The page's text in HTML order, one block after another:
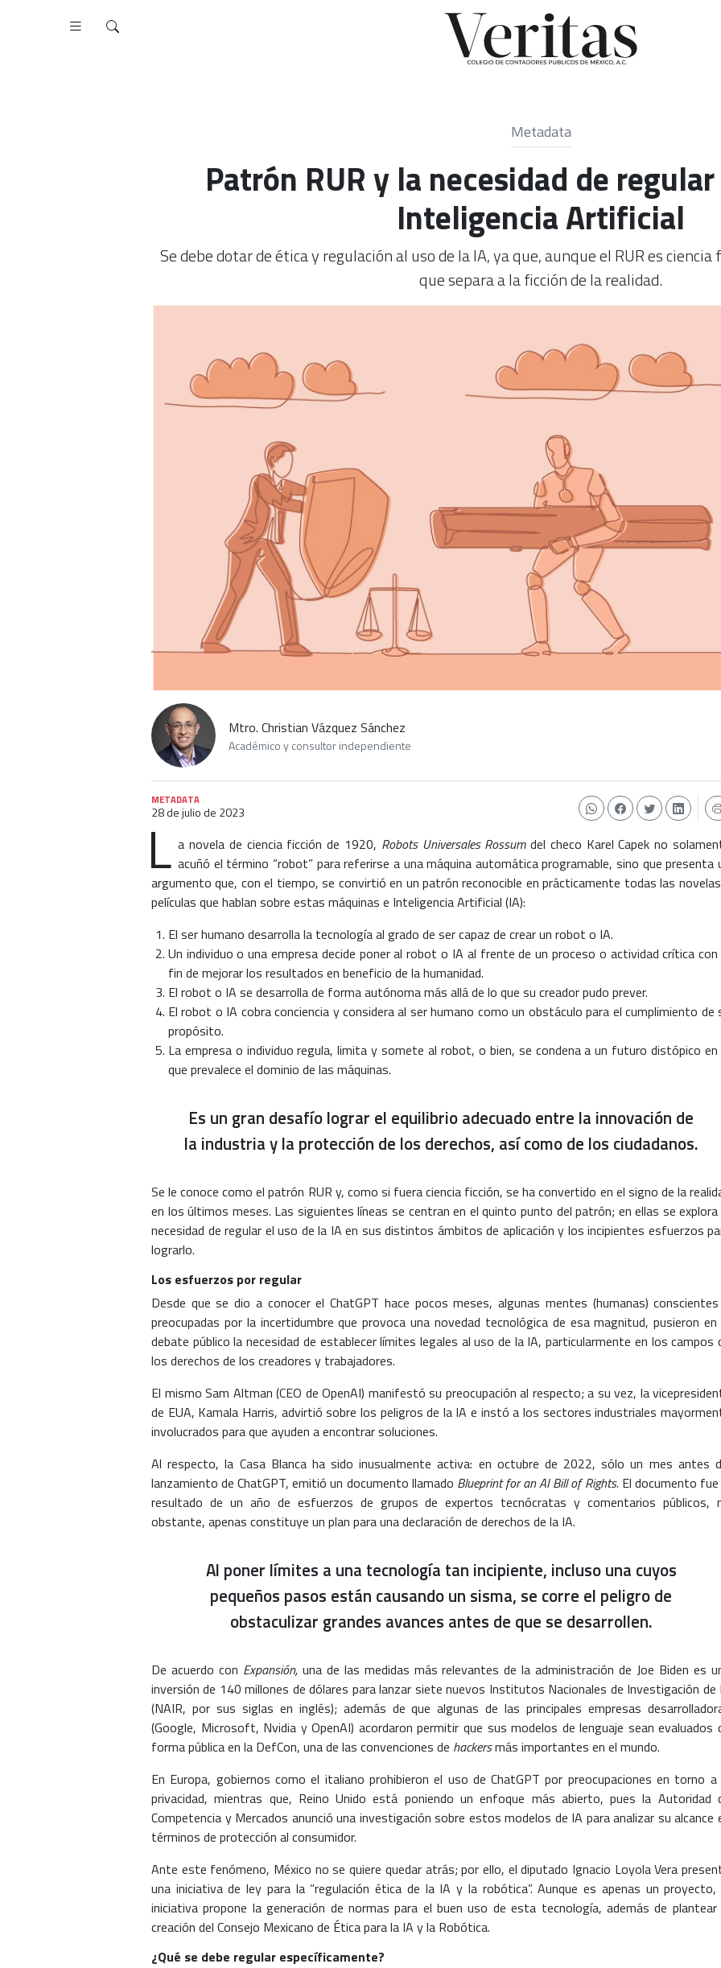
Metadata
Patrón RUR y la necesidad de
Inteligencia Artificial
Se debe dotar de ética y regulación al uso de la IA, ya que, aunque el RUR es
que separa a la ficción de la realidad.
Mtro. Christian Vázquez Sánchez
Académico y consultor independiente
METADATA
28 de julio de 2023
L a novela de ciencia ficción de 1920, Robots Universales Rossumdel checo Karel Capek no
acuñó el término “robot” para referirse a una máquina automática programable, sino que presenta
argumento que, con el tiempo, se convirtió en un patrón reconocible en prácticamente todas las
películas que hablan sobre estas máquinas e Inteligencia Artificial (IA):
El ser humano desarrolla la tecnología al grado de ser capaz de crear un robot o IA.
Un individuo o una empresa decide poner al robot o IA al frente de un proceso o actividad crítica con
fin de mejorar los resultados en beneficio de la humanidad.
El robot o IA se desarrolla de forma autónoma más allá de lo que su creador pudo prever.
El robot o IA cobra conciencia y considera al ser humano como un obstáculo para el cumplimiento de
propósito.
La empresa o individuo regula, limita y somete al robot, o bien, se condena a un futuro distópico en
que prevalece el dominio de las máquinas.
Es un gran desafío lograr el equilibrio adecuado entre la innovación de
la industria y la protección de los derechos, así como de los ciudadanos.
Se le conoce como el patrón RUR y, como si fuera ciencia ficción, se ha convertido en el signo de la
en los últimos meses. Las siguientes líneas se centran en el quinto punto del patrón; en ellas se
necesidad de regular el uso de la IA en sus distintos ámbitos de aplicación y los incipientes esfuerzos
lograrlo.
Los esfuerzos por regular
Desde que se dio a conocer el ChatGPT hace pocos meses, algunas mentes (humanas)
preocupadas por la incertidumbre que provoca una novedad tecnológica de esa magnitud, pusieron en
debate público la necesidad de establecer límites legales al uso de la IA, particularmente en los campos
los derechos de los creadores y trabajadores.
El mismo Sam Altman (CEO de OpenAI) manifestó su preocupación al respecto; a su vez, la
de EUA, Kamala Harris, advirtió sobre los peligros de la IA e instó a los sectores industriales
involucrados para que ayuden a encontrar soluciones.
Al respecto, la Casa Blanca ha sido inusualmente activa: en octubre de 2022, sólo un mes antes
lanzamiento de ChatGPT, emitió un documento llamado Blueprint for an AI Bill of Rights.El documento fue
resultado de un año de esfuerzos de grupos de expertos tecnócratas y comentarios públicos,
obstante, apenas constituye un plan para una declaración de derechos de la IA.
Al poner límites a una tecnología tan incipiente, incluso una cuyos
pequeños pasos están causando un sisma, se corre el peligro de
obstaculizar grandes avances antes de que se desarrollen.
De acuerdo con Expansión,una de las medidas más relevantes de la administración de Joe Biden es
inversión de 140 millones de dólares para lanzar siete nuevos Institutos Nacionales de Investigación de
(NAIR, por sus siglas en inglés); además de que algunas de las principales empresas
(Google, Microsoft, Nvidia y OpenAI) acordaron permitir que sus modelos de lenguaje sean evaluados
forma pública en la DefCon, una de las convenciones de hackersmás importantes en el mundo.
En Europa, gobiernos como el italiano prohibieron el uso de ChatGPT por preocupaciones en torno a
privacidad, mientras que, Reino Unido está poniendo un enfoque más abierto, pues la Autoridad
Competencia y Mercados anunció una investigación sobre estos modelos de IA para analizar su alcance
términos de protección al consumidor.
Ante este fenómeno, México no se quiere quedar atrás; por ello, el diputado Ignacio Loyola Vera
una iniciativa de ley para la “regulación ética de la IA y la robótica”. Aunque es apenas un proyecto,
iniciativa propone la generación de normas para el buen uso de esta tecnología, además de plantear
creación del Consejo Mexicano de Ética para la IA y la Robótica.
¿Qué se debe regular específicamente?